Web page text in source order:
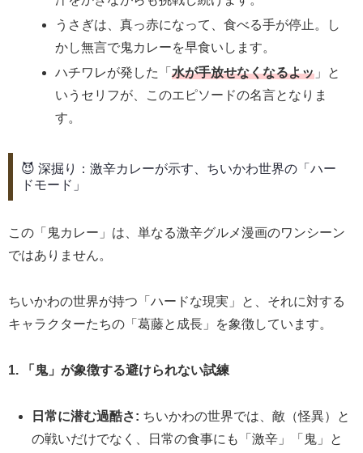
うさぎは、真っ赤になって、食べる手が停止。し
かし無言で鬼カレーを早食いします。
ハチワレが発した「水が手放せなくなるよッ 」と
いうセリフが、このエピソードの名言となりま
す。
😈 深掘り：激辛カレーが示す、ちいかわ世界の「ハー
ドモード」
この「鬼カレー」は、単なる激辛グルメ漫画のワンシーン
ではありません。
ちいかわの世界が持つ「ハードな現実」と、それに対する
キャラクターたちの「葛藤と成長」を象徴しています。
1. 「鬼」が象徴する避けられない試練
日常に潜む過酷さ: ちいかわの世界では、敵（怪異）と
の戦いだけでなく、日常の食事にも「激辛」「鬼」と